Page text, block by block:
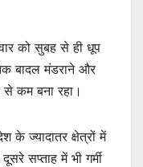
को सुबह से ही धूप
बादल मंडराने और
से कम बना रहा।
के ज्यादातर क्षेत्रों में
सप्ताह में भी गर्मी